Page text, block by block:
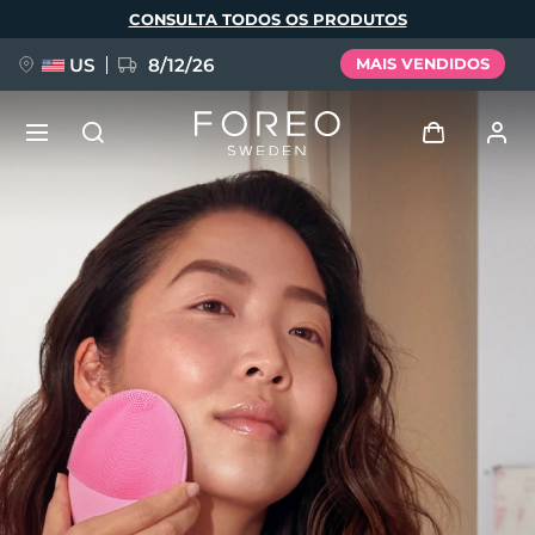
principal
CONSULTA TODOS OS PRODUTOS
US 8/12/26 MAIS VENDIDOS
Perfil de usuário
Meus aparelhos
Meus pedidos
Meus endereços
As minhas subscrições
NOVIDADE
FAQ™ Pure Beauty-Tech Elixir
BREAKING NEWS
issa™ Teeth Whitening Set
Idioma
English Deutsch
Español
Français
Italiano
Português
Polski
Svenska
Русский
Türkçe
简体中文 繁體中文